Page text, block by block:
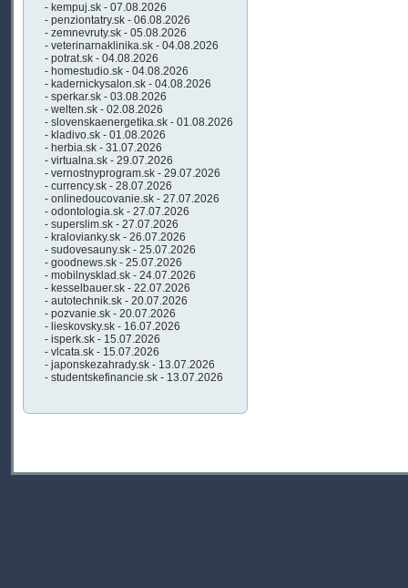
- kempuj.sk - 07.08.2026
- penziontatry.sk - 06.08.2026
- zemnevruty.sk - 05.08.2026
- veterinarnaklinika.sk - 04.08.2026
- potrat.sk - 04.08.2026
- homestudio.sk - 04.08.2026
- kadernickysalon.sk - 04.08.2026
- sperkar.sk - 03.08.2026
- welten.sk - 02.08.2026
- slovenskaenergetika.sk - 01.08.2026
- kladivo.sk - 01.08.2026
- herbia.sk - 31.07.2026
- virtualna.sk - 29.07.2026
- vernostnyprogram.sk - 29.07.2026
- currency.sk - 28.07.2026
- onlinedoucovanie.sk - 27.07.2026
- odontologia.sk - 27.07.2026
- superslim.sk - 27.07.2026
- kralovianky.sk - 26.07.2026
- sudovesauny.sk - 25.07.2026
- goodnews.sk - 25.07.2026
- mobilnysklad.sk - 24.07.2026
- kesselbauer.sk - 22.07.2026
- autotechnik.sk - 20.07.2026
- pozvanie.sk - 20.07.2026
- lieskovsky.sk - 16.07.2026
- isperk.sk - 15.07.2026
- vlcata.sk - 15.07.2026
- japonskezahrady.sk - 13.07.2026
- studentskefinancie.sk - 13.07.2026